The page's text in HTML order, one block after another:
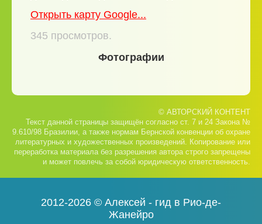
Открыть карту Google...
345 просмотров.
Фотографии
© АВТОРСКИЙ КОНТЕНТ
Текст данной страницы защищён согласно ст. 7 и 24 Закона №
9.610/98 Бразилии, а также нормам Бернской конвенции об охране
литературных и художественных произведений. Копирование или
переработка материала без разрешения автора строго запрещены
и может повлечь за собой юридическую ответственность.
2012-2026 © Алексей - гид в Рио-де-
Жанейро